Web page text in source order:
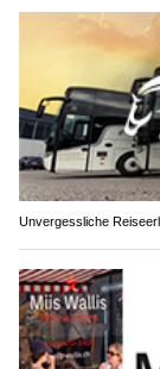
Unvergessliche